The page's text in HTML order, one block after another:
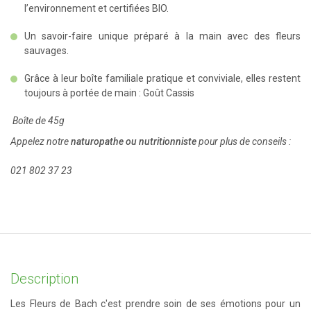
l’environnement et certifiées BIO.
Un savoir-faire unique préparé à la main avec des fleurs
sauvages.
Grâce à leur boîte familiale pratique et conviviale, elles restent
toujours à portée de main : Goût Cassis
Boîte de 45g
Appelez notrenaturopathe ou nutritionnistepour plus de conseils :
021 802 37 23
Description
Les Fleurs de Bach c'est prendre soin de ses émotions pour un